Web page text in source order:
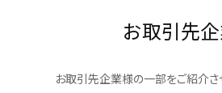
お取引先
お取引先企業様の一部をご紹介さ